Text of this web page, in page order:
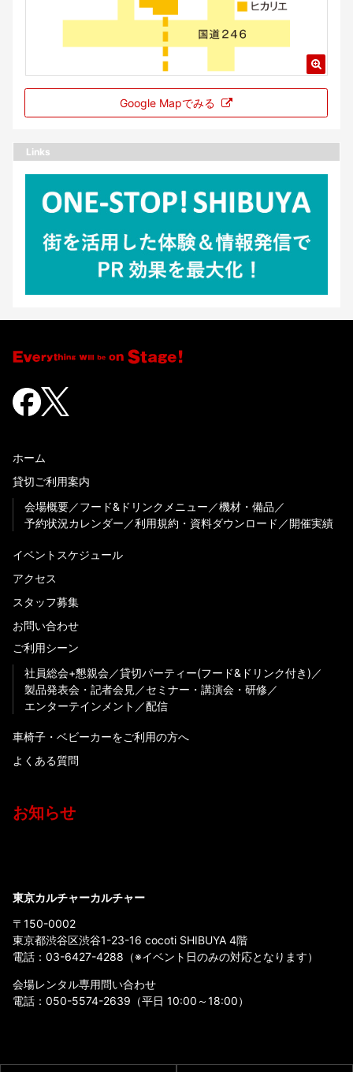
Google Mapでみる
Links
ホーム
貸切ご利用案内
会場概要
フード&ドリンクメニュー
機材・備品
予約状況カレンダー
利用規約・資料ダウンロード 開催実績
イベントスケジュール
アクセス
スタッフ募集
お問い合わせ
ご利用シーン
社員総会+懇親会
貸切パーティー(フード&ドリンク付き)
製品発表会・記者会見
セミナー・講演会・研修
エンターテインメント
配信
車椅子・ベビーカーをご利用の方へ
よくある質問
お知らせ
東京カルチャーカルチャー
〒150-0002
東京都渋谷区渋谷1-23-16 cocoti SHIBUYA 4階
電話： 03-6427-4288 （※イベント日のみの対応となります）
会場レンタル専用問い合わせ
電話： 050-5574-2639 （平日 10:00～18:00）